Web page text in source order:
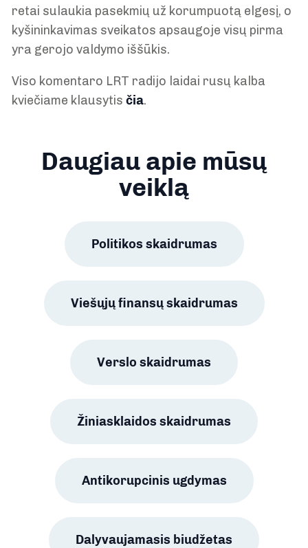
retai sulaukia pasekmių už korumpuotą elgesį, o
kyšininkavimas sveikatos apsaugoje visų pirma
yra gerojo valdymo iššūkis.
Viso komentaro LRT radijo laidai rusų kalba
kviečiame klausytis čia.
Daugiau apie mūsų
veiklą
Politikos skaidrumas
Viešųjų finansų skaidrumas
Verslo skaidrumas
Žiniasklaidos skaidrumas
Antikorupcinis ugdymas
Dalyvaujamasis biudžetas